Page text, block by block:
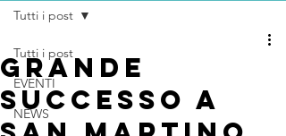
Tutti i post
EVENTI
NEWS
Tutti i post
Grande
successo a